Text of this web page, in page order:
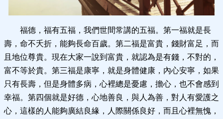
福德，福有五福，我們世間常講的五福。第一福就是長
壽，命不夭折，能夠長命百歲。第二福是富貴，錢財富足，而
且地位尊貴。現在大家一說到富貴，就認為是有錢，不對的，
富不等於貴。第三福是康寧，就是身體健康，內心安寧，如果
只有長壽，但是身體多病，心裡總是憂慮，擔心，也不會感到
幸福。第四個就是好德，心地善良，與人為善，對人有愛護之
心，這樣的人能夠廣結良緣，人際關係良好，而且心裡無愧，